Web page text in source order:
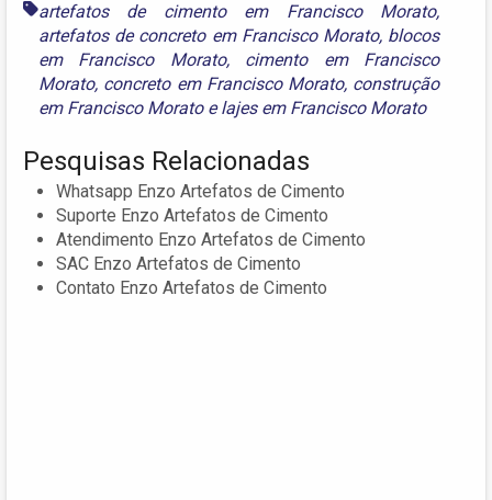
artefatos de cimento em Francisco Morato,
artefatos de concreto em Francisco Morato, blocos
em Francisco Morato, cimento em Francisco
Morato, concreto em Francisco Morato, construção
em Francisco Moratoelajes em Francisco Morato
Pesquisas Relacionadas
Whatsapp Enzo Artefatos de Cimento
Suporte Enzo Artefatos de Cimento
Atendimento Enzo Artefatos de Cimento
SAC Enzo Artefatos de Cimento
Contato Enzo Artefatos de Cimento